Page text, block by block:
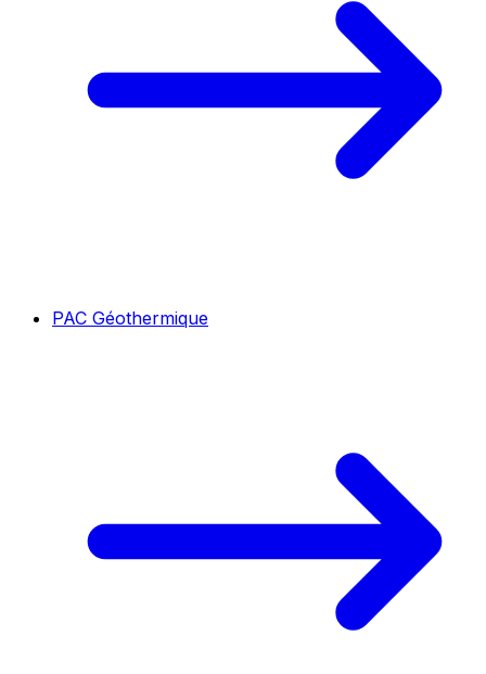
PAC Géothermique